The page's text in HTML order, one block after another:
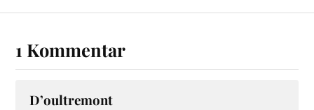
1 Kommentar
D’oultremont